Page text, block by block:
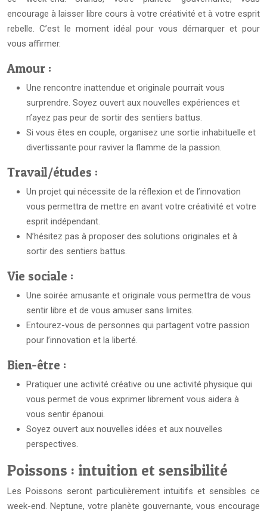
encourage à laisser libre cours à votre créativité et à votre esprit
rebelle. C’est le moment idéal pour vous démarquer et pour
vous affirmer.
Amour :
Une rencontre inattendue et originale pourrait vous
surprendre. Soyez ouvert aux nouvelles expériences et
n’ayez pas peur de sortir des sentiers battus.
Si vous êtes en couple, organisez une sortie inhabituelle et
divertissante pour raviver la flamme de la passion.
Travail/études :
Un projet qui nécessite de la réflexion et de l’innovation
vous permettra de mettre en avant votre créativité et votre
esprit indépendant.
N’hésitez pas à proposer des solutions originales et à
sortir des sentiers battus.
Vie sociale :
Une soirée amusante et originale vous permettra de vous
sentir libre et de vous amuser sans limites.
Entourez-vous de personnes qui partagent votre passion
pour l’innovation et la liberté.
Bien-être :
Pratiquer une activité créative ou une activité physique qui
vous permet de vous exprimer librement vous aidera à
vous sentir épanoui.
Soyez ouvert aux nouvelles idées et aux nouvelles
perspectives.
Poissons : intuition et sensibilité
Les Poissons seront particulièrement intuitifs et sensibles ce
week-end. Neptune, votre planète gouvernante, vous encourage